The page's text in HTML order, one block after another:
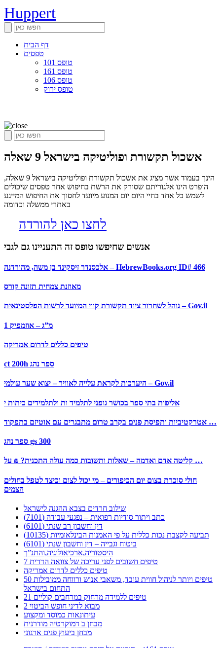
Huppert
דף הבית
טפסים
טופס 101
טופס 161
טופס 106
טופס ירוק
אשכול תקשורת ופוליטיקה בישראל 9 שאלה
הינך בעמוד אשר מציג את אשכול תקשורת ופוליטיקה בישראל 9 שאלה,
הופרט הינו אלגוריתם שסורק את הרשת בחיפוש אחר טפסים שיכולים
לשמש כל אחד בחיי היום יום המנוע מיועד לחסוך את החיפוש המייגע
באתרי ממשלה וכדומה
לחצו כאן להורדה
אנשים שחיפשו טופס זה התעניינו גם לגבי
אלכסנדר זיסקינד בן משה, מהורדנה – HebrewBooks.org ID# 466
מאוזנת צמחית תזונה קורס
נוהל לשחרור ציוד תקשורת קווי המיועד לרשות הפלסטינאית – Gov.il
1 מ”ג – אוזמפיק
טיפים כללים לדרום אמריקה
ct 200h ספר נהג
היערכות לקראת עלייה לאוויר – יצוא שער עולמי – Gov.il
אליפות בתי ספר בכושר גופני לתלמיד ות ולתלמידים כיתות י
אטרקטיביות ותפיסת פנים בקרב טרום מתבגרים עם אוטיזם בתפקוד …
ספר נהג gs 300
קליטה אדם ואדמה – שאלות ותשובות כמה עולה התכנית? ₪ על …
חולי סוכרת בצום יום הכיפורים – מי יכול לצום וכיצד לטפל בחולים
הצמים
שילוב חרדים בצבא ההגנה לישראל
כתב ויתור סודיות רפואית – נפגעי עבודה (7101)
דין וחשבון רב שנתי (6101)
תביעה לקצבת נכות כללית על פי האמנות הבינלאומיות (10135)
ביטוח וגבייה – דין וחשבון שנתי (6101)
היסטוריה,ארכיאולוגיה,והתנ”ך
7 טיפים חשובים לפני עריכה של צוואה הדדית
טיפים כללים לדרום אמריקה
50 טיפים ויותר לניהול חווית עובד, משאבי אנוש ורווחה ממובילות
התחום בישראל
21 טיפים ללמידה מרחוק במרחבים קוליים
מבוא לדיני חופש הביטוי 2
עיתונאות כמוסד ומקצוע
מבחן ב דמוקרטיה מודרנית
מבחן ביעוץ פנים ארגוני